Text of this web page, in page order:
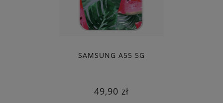
SAMSUNG A55 5G
49,90 zł